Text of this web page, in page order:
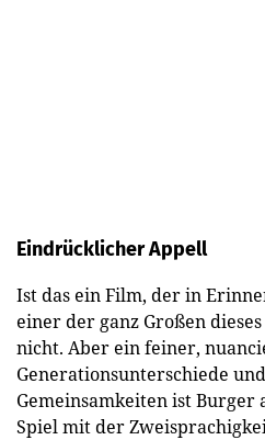
Eindrücklicher Appell
Ist das ein Film, der in
einer der ganz Großen
nicht. Aber ein feiner,
Generationsunterschiede
Gemeinsamkeiten ist Burger
Spiel mit der